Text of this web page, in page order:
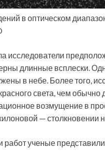
в оптическом
исследователи
длинные всплески.
в небе. Более того,
света, чем обычно
возмущение в
— столкновении
работ ученые